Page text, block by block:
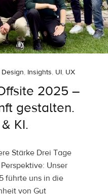
Design, Insights, UI, UX
2025 –
gestalten.
KI.
Stärke Drei Tage
Unser
führte uns in die
von Gut